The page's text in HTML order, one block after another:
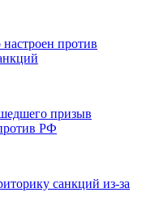
против
призыв
РФ
санкций из-за